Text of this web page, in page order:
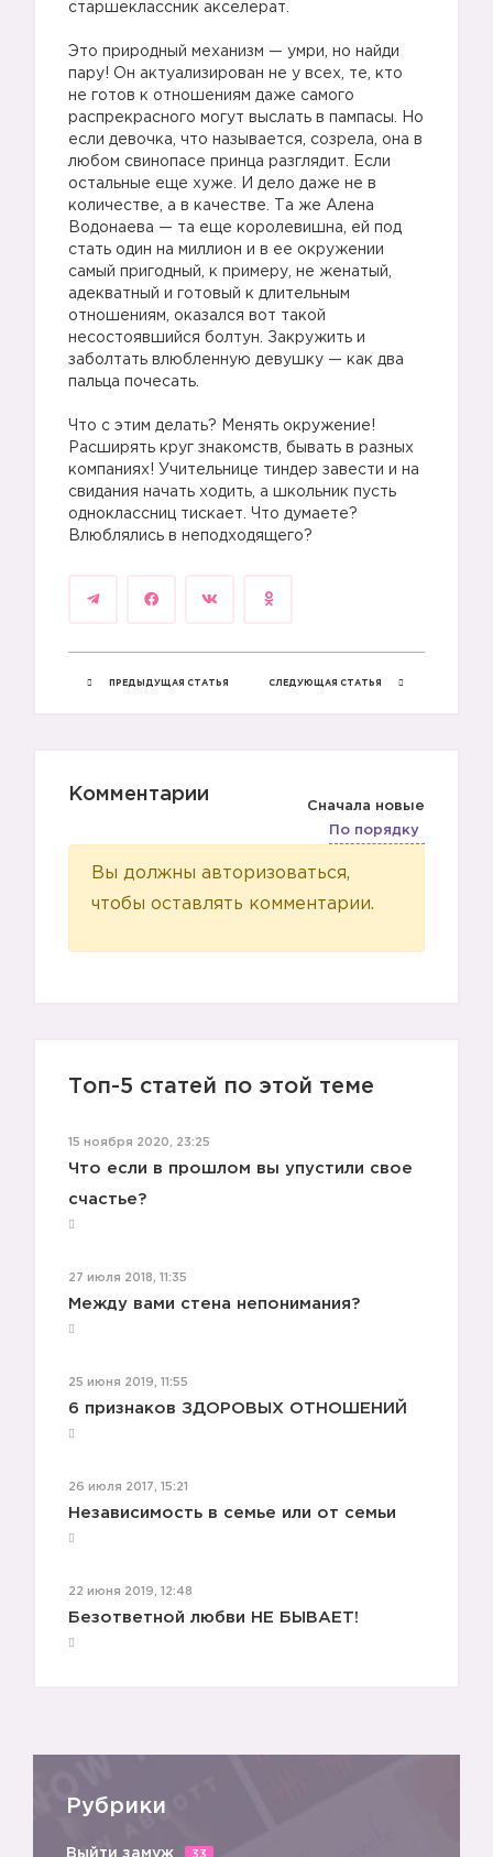
старшеклассник акселерат.
Это природный механизм — умри, но найди
пару! Он актуализирован не у всех, те, кто
не готов к отношениям даже самого
распрекрасного могут выслать в пампасы. Но
если девочка, что называется, созрела, она в
любом свинопасе принца разглядит. Если
остальные еще хуже. И дело даже не в
количестве, а в качестве. Та же Алена
Водонаева — та еще королевишна, ей под
стать один на миллион и в ее окружении
самый пригодный, к примеру, не женатый,
адекватный и готовый к длительным
отношениям, оказался вот такой
несостоявшийся болтун. Закружить и
заболтать влюбленную девушку — как два
пальца почесать.
Что с этим делать? Менять окружение!
Расширять круг знакомств, бывать в разных
компаниях! Учительнице тиндер завести и на
свидания начать ходить, а школьник пусть
одноклассниц тискает. Что думаете?
Влюблялись в неподходящего?
ПРЕДЫДУЩАЯ СТАТЬЯ СЛЕДУЮЩАЯ СТАТЬЯ
Комментарии
Сначала новые
По порядку
Вы должны авторизоваться,
чтобы оставлять комментарии.
Топ-5 статей по этой теме
15 ноября 2020, 23:25
Что если в прошлом вы упустили свое
счастье?
27 июля 2018, 11:35
Между вами стена непонимания?
25 июня 2019, 11:55
6 признаков ЗДОРОВЫХ ОТНОШЕНИЙ
26 июля 2017, 15:21
Независимость в семье или от семьи
22 июня 2019, 12:48
Безответной любви НЕ БЫВАЕТ!
Рубрики
Выйти замуж 33